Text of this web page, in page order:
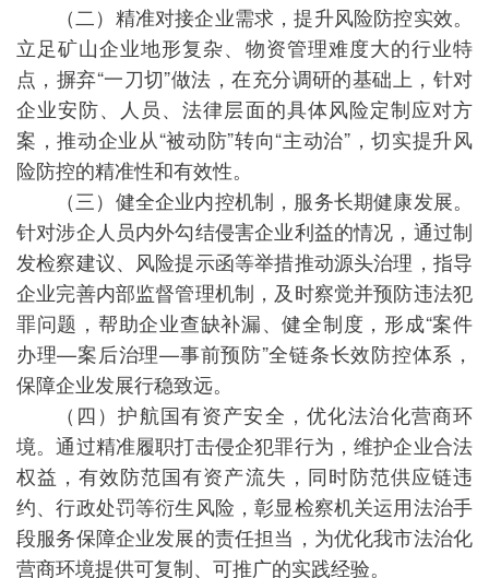
（二）精准对接企业需求，提升风险防控实效。
立足矿山企业地形复杂、物资管理难度大的行业特
点，摒弃“一刀切”做法，在充分调研的基础上，针对
企业安防、人员、法律层面的具体风险定制应对方
案，推动企业从“被动防”转向“主动治”，切实提升风
险防控的精准性和有效性。
（三）健全企业内控机制，服务长期健康发展。
针对涉企人员内外勾结侵害企业利益的情况，通过制
发检察建议、风险提示函等举措推动源头治理，指导
企业完善内部监督管理机制，及时察觉并预防违法犯
罪问题，帮助企业查缺补漏、健全制度，形成“案件
办理—案后治理—事前预防”全链条长效防控体系，
保障企业发展行稳致远。
（四）护航国有资产安全，优化法治化营商环
境。通过精准履职打击侵企犯罪行为，维护企业合法
权益，有效防范国有资产流失，同时防范供应链违
约、行政处罚等衍生风险，彰显检察机关运用法治手
段服务保障企业发展的责任担当，为优化我市法治化
营商环境提供可复制、可推广的实践经验。